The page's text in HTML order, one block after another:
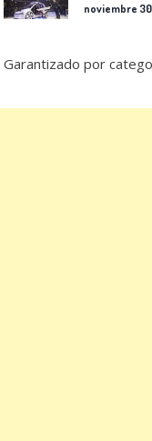
noviembre
Garantizado por